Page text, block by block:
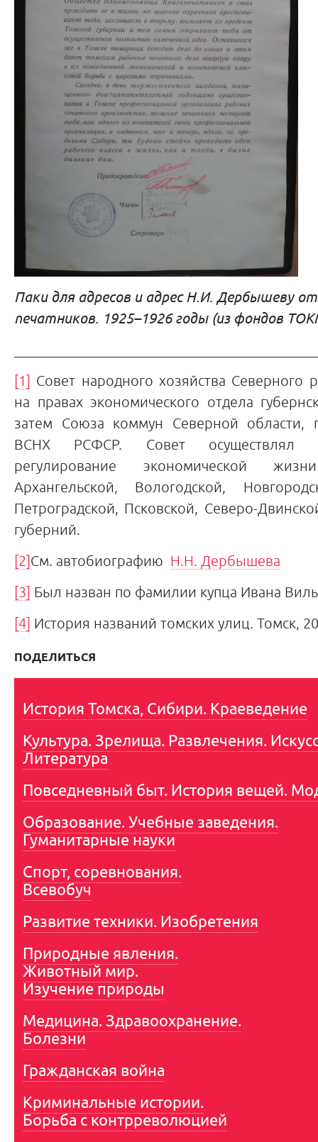
Паки для адресов и адрес Н.И. Дербышеву
печатников. 1925–1926 годы (из фондов
[1] Совет народного хозяйства Северного
на правах экономического отдела
затем Союза коммун Северной области,
ВСНХ РСФСР. Совет осуществлял
регулирование экономической
Архангельской, Вологодской,
Петроградской, Псковской, Северо-
губерний.
[2]См. автобиографию Н.Н. Дербышева
[3] Был назван по фамилии купца Ивана
[4] История названий томских улиц. Томск,
ПОДЕЛИТЬСЯ
История Томска, Сибири. Краеведение
Культура. Зрелища. Развлечения.
Литература
Повседневный быт. История вещей.
Образование. Учебные заведения.
Гуманитарные науки
Спорт, соревнования.
Всевобуч
Развитие техники. Изобретения
Природные явления.
Животный мир.
Изучение природы
Медицина. Здравоохранение.
Болезни
Гражданская война
Криминальные истории.
Борьба с контрреволюцией